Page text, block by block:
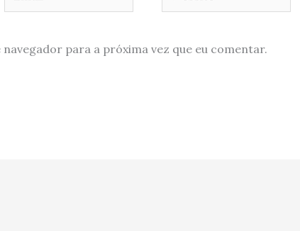
navegador para a próxima vez que eu comentar.